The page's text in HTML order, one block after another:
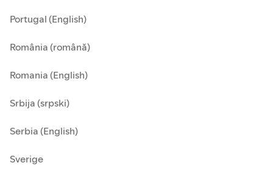
Portugal (English)
România (română)
Romania (English)
Srbija (srpski)
Serbia (English)
Sverige